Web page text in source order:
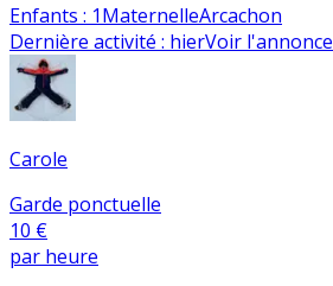
Enfants : 1MaternelleArcachon
Dernière activité : hierVoir l'annonce
Carole
Garde ponctuelle
10 €
par heure